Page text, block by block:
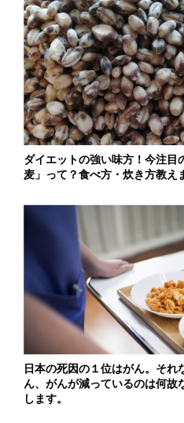
ダイエットの強い味方！今注目
麦」って？食べ方・炊き方教え
日本の死因の１位はがん。それ
ん、がんが減っているのは何故
します。